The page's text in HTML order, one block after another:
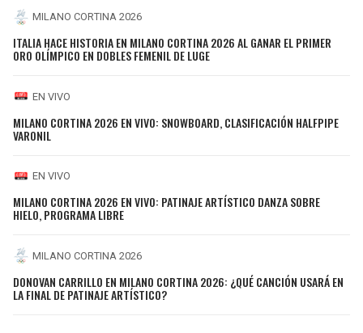
MILANO CORTINA 2026
ITALIA HACE HISTORIA EN MILANO CORTINA 2026 AL GANAR EL PRIMER
ORO OLÍMPICO EN DOBLES FEMENIL DE LUGE
EN VIVO
MILANO CORTINA 2026 EN VIVO: SNOWBOARD, CLASIFICACIÓN HALFPIPE
VARONIL
EN VIVO
MILANO CORTINA 2026 EN VIVO: PATINAJE ARTÍSTICO DANZA SOBRE
HIELO, PROGRAMA LIBRE
MILANO CORTINA 2026
DONOVAN CARRILLO EN MILANO CORTINA 2026: ¿QUÉ CANCIÓN USARÁ EN
LA FINAL DE PATINAJE ARTÍSTICO?